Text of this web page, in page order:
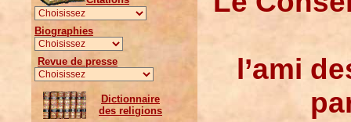
Biographies
Revue de presse
Dictionnaire
des religions
l’ami